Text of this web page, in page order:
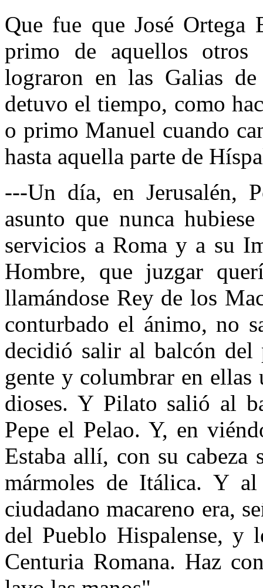
Que fue que José Ortega
primo de aquellos otros
lograron en las Galias
detuvo el tiempo, como
o primo Manuel cuando
hasta aquella parte de
---Un día, en Jerusalén,
asunto que nunca
servicios a Roma y a su
Hombre, que juzgar
llamándose Rey de los
conturbado el ánimo, no
decidió salir al balcón del
gente y columbrar en
dioses. Y Pilato salió al
Pepe el Pelao. Y, en
Estaba allí, con su cabeza
mármoles de Itálica. Y
ciudadano macareno era,
del Pueblo Hispalense,
Centuria Romana. Haz